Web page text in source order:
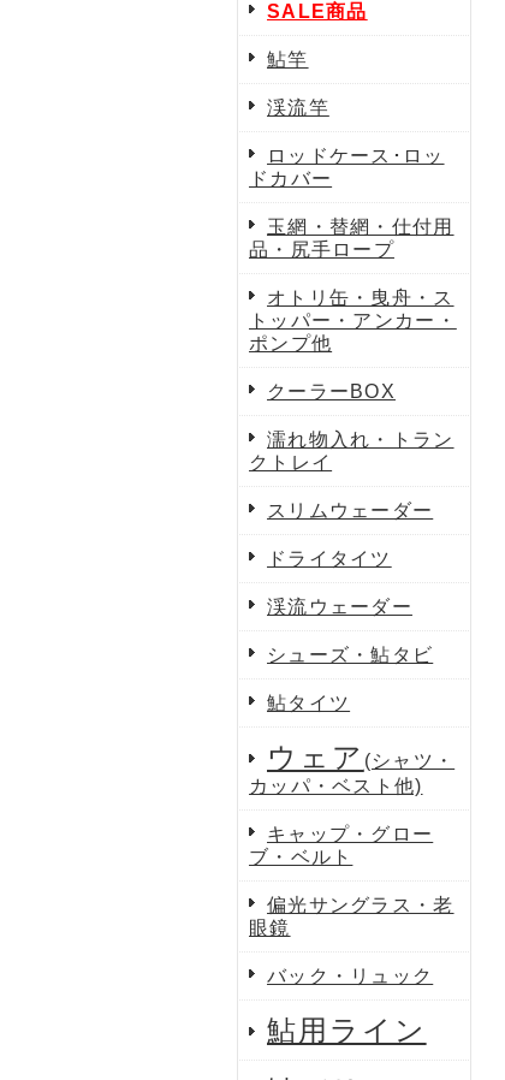
SALE商品
鮎竿
渓流竿
ロッドケース･ロッ
ドカバー
玉網・替網・仕付用
品・尻手ロープ
オトリ缶・曳舟・ス
トッパー・アンカー・
ポンプ他
クーラーBOX
濡れ物入れ・トラン
クトレイ
スリムウェーダー
ドライタイツ
渓流ウェーダー
シューズ・鮎タビ
鮎タイツ
ウェア (シャツ・
カッパ・ベスト他)
キャップ・グロー
ブ・ベルト
偏光サングラス・老
眼鏡
バック・リュック
鮎用ライン